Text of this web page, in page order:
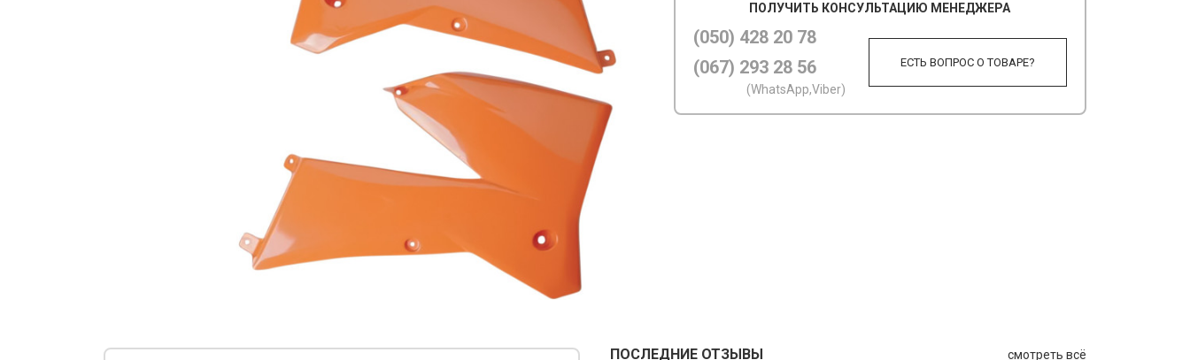
ПОЛУЧИТЬ КОНСУЛЬТАЦИЮ МЕНЕДЖЕРА
(050) 428 20 78
(067) 293 28 56
(WhatsApp,Viber)
ЕСТЬ ВОПРОС О ТОВАРЕ?
ПОСЛЕДНИЕ ОТЗЫВЫ смотреть всё